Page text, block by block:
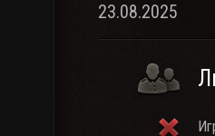
23.08.2025